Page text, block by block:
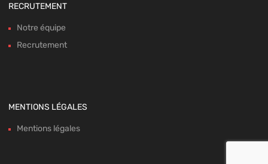
RECRUTEMENT
Notre équipe
Recrutement
MENTIONS LÉGALES
Mentions légales